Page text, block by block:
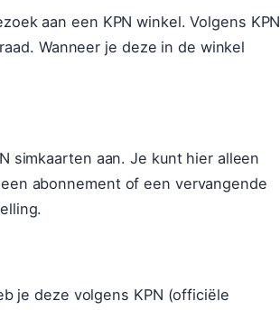
aan een KPN winkel. Volgens KPN
Wanneer je deze in de winkel
simkaarten aan. Je kunt hier alleen
abonnement of een vervangende
je deze volgens KPN (officiële